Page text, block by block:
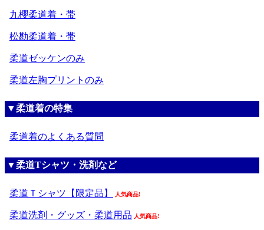
九櫻柔道着・帯
松勘柔道着・帯
柔道ゼッケンのみ
柔道左胸プリントのみ
▼柔道着の特集
柔道着のよくある質問
▼柔道Tシャツ・洗剤など
柔道Ｔシャツ【限定品】 人気商品!
柔道洗剤・グッズ・柔道用品 人気商品!